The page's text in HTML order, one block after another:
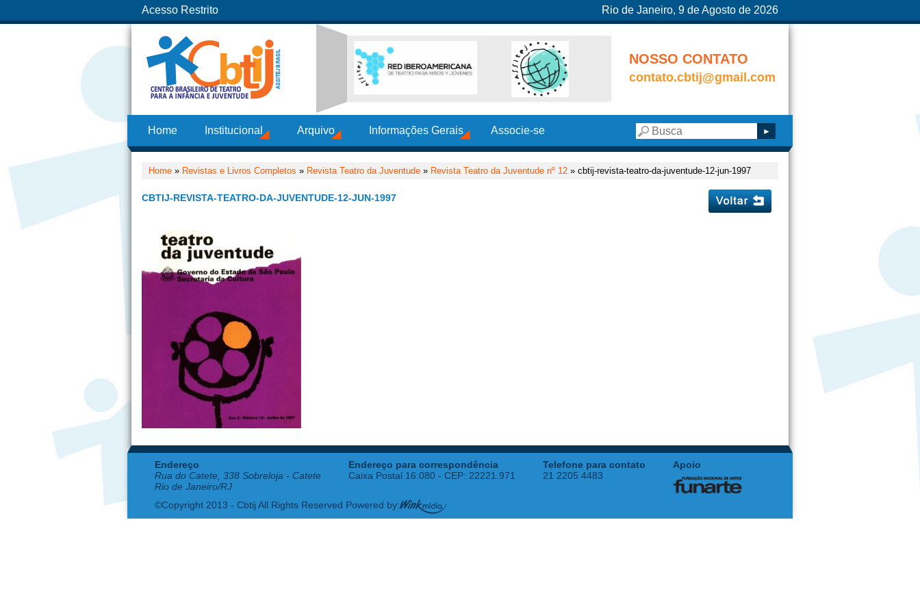
Acesso Restrito Rio de Janeiro, 9 de Agosto de 2026
NOSSO CONTATO
contato.cbtij@gmail.com
Home Institucional Arquivo Informações Gerais Associe-se
Home » Revistas e Livros Completos » Revista Teatro da Juventude » Revista Teatro da Juventude nº 12 » cbtij-revista-teatro-da-juventude-12-jun-1997
CBTIJ-REVISTA-TEATRO-DA-JUVENTUDE-12-JUN-1997
Endereço
Rua do Catete, 338 Sobreloja - Catete
Rio de Janeiro/RJ
Endereço para correspondência
Caixa Postal 16.080 - CEP: 22221.971
Telefone para contato
21 2205 4483
Apoio
©Copyright 2013 - Cbtij All Rights Reserved Powered by: